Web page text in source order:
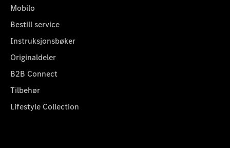
Mobilo
Bestill service
Instruksjonsbøker
Originaldeler
B2B Connect
Tilbehør
Lifestyle Collection